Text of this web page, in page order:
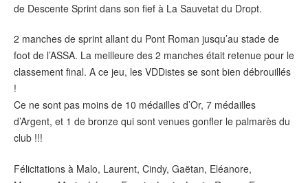
de Descente Sprint dans son fief à La Sauvetat du Dropt.
2 manches de sprint allant du Pont Roman jusqu’au stade de
foot de l’ASSA. La meilleure des 2 manches était retenue pour le
classement final. A ce jeu, les VDDistes se sont bien débrouillés
!
Ce ne sont pas moins de 10 médailles d’Or, 7 médailles
d’Argent, et 1 de bronze qui sont venues gonfler le palmarès du
club !!!
Félicitations à Malo, Laurent, Cindy, Gaëtan, Eléanore,